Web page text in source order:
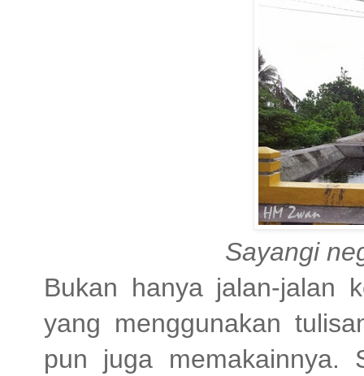
Sayangi
Bukan hanya jalan-jalan
yang menggunakan
pun juga memakainnya.